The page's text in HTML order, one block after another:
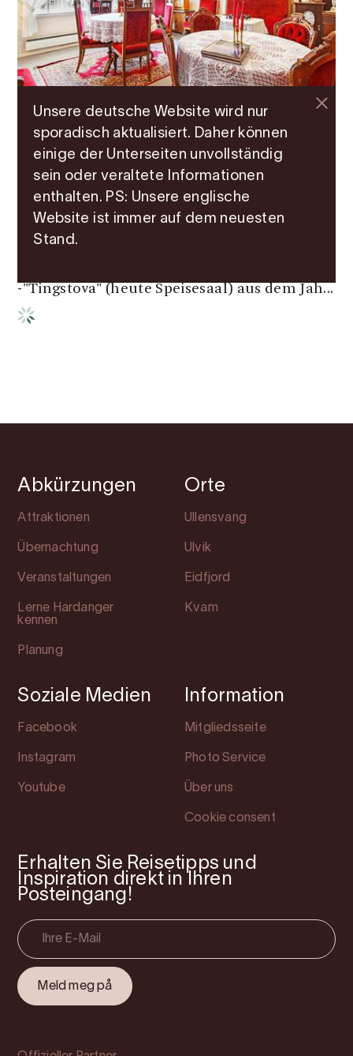
Bed & Breakfast | Gästehaus | Gasthaus
Jaunsen Gjestgjevarstad
Das Jaunsen Gastfhof hat jahrhundertlange
Traditionen als Gaststätte. Der heutige
Gasthof, der direkt an der Touristenstrasse
-"Tingstova" (heute Speisesaal) aus dem Jah...
Unsere deutsche Website wird nur
sporadisch aktualisiert. Daher können
einige der Unterseiten unvollständig
sein oder veraltete Informationen
enthalten. PS: Unsere englische
Website ist immer auf dem neuesten
Stand.
Abkürzungen
Attraktionen
Übernachtung
Veranstaltungen
Lerne Hardanger
kennen
Planung
Orte
Ullensvang
Ulvik
Eidfjord
Kvam
Soziale Medien
Facebook
Instagram
Youtube
Information
Mitgliedsseite
Photo Service
Über uns
Cookie consent
Erhalten Sie Reisetipps und
Inspiration direkt in Ihren
Posteingang!